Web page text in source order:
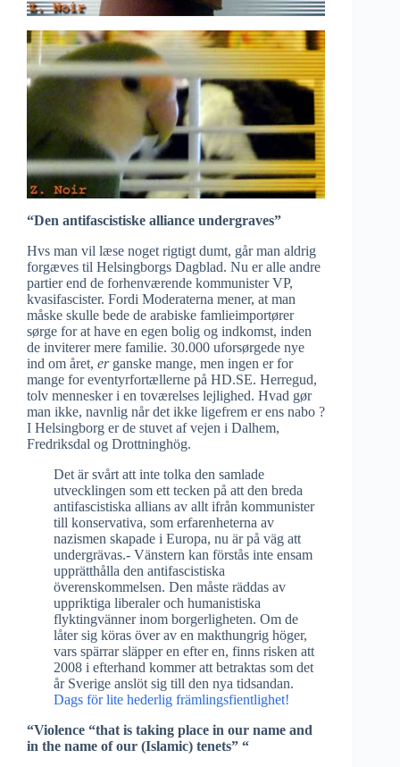
“Den antifascistiske alliance undergraves”
Hvs man vil læse noget rigtigt dumt, går man aldrig
forgæves til Helsingborgs Dagblad. Nu er alle andre
partier end de forhenværende kommunister VP,
kvasifascister. Fordi Moderaterna mener, at man
måske skulle bede de arabiske famlieimportører
sørge for at have en egen bolig og indkomst, inden
de inviterer mere familie. 30.000 uforsørgede nye
ind om året, erganske mange, men ingen er for
mange for eventyrfortællerne på HD.SE. Herregud,
tolv mennesker i en toværelses lejlighed. Hvad gør
man ikke, navnlig når det ikke ligefrem er ens nabo ?
I Helsingborg er de stuvet af vejen i Dalhem,
Fredriksdal og Drottninghög.
Det är svårt att inte tolka den samlade
utvecklingen som ett tecken på att den breda
antifascistiska allians av allt ifrån kommunister
till konservativa, som erfarenheterna av
nazismen skapade i Europa, nu är på väg att
undergrävas.- Vänstern kan förstås inte ensam
upprätthålla den antifascistiska
överenskommelsen. Den måste räddas av
uppriktiga liberaler och humanistiska
flyktingvänner inom borgerligheten. Om de
låter sig köras över av en makthungrig höger,
vars spärrar släpper en efter en, finns risken att
2008 i efterhand kommer att betraktas som det
år Sverige anslöt sig till den nya tidsandan.
Dags för lite hederlig främlingsfientlighet!
“Violence “that is taking place in our name and
in the name of our (Islamic) tenets” “